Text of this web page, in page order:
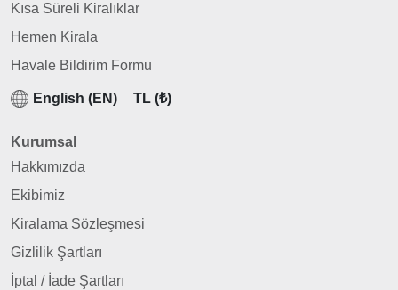
Kısa Süreli Kiralıklar
Hemen Kirala
Havale Bildirim Formu
English (EN) TL (₺)
Kurumsal
Hakkımızda
Ekibimiz
Kiralama Sözleşmesi
Gizlilik Şartları
İptal / İade Şartları